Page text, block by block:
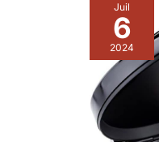
Juil
6
2024